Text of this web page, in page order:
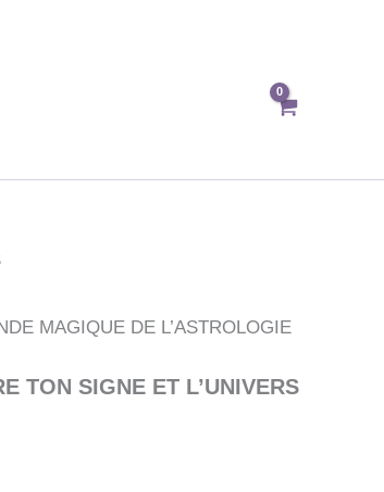
MAGIQUE DE L’ASTROLOGIE
TON SIGNE ET L’UNIVERS